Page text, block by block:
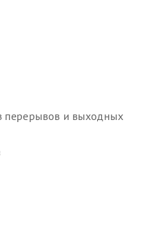
перерывов и выходных